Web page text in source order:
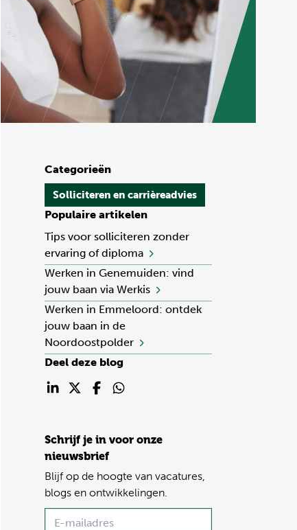
Categorieën
Solliciteren en carrièreadvies
Populaire artikelen
Tips voor solliciteren zonder
ervaring of diploma
Werken in Genemuiden: vind
jouw baan via Werkis
Werken in Emmeloord: ontdek
jouw baan in de
Noordoostpolder
Deel deze blog
Schrijf je in voor onze
nieuwsbrief
Blijf op de hoogte van vacatures,
blogs en ontwikkelingen.
Name